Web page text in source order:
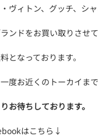
ヴィトン、グッチ、シ
ンドをお買い取りさせて
となっております。
度お近くのトーカイま
お待ちしております。
はこちら↓